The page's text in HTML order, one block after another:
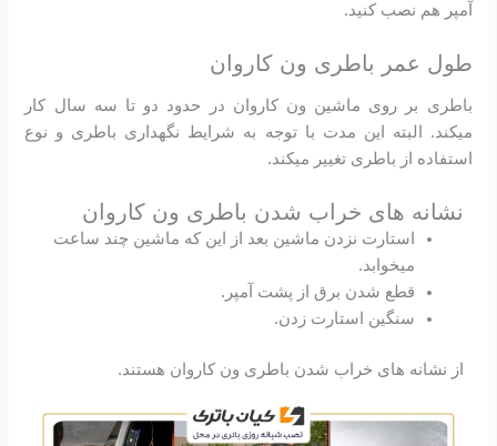
آمپر هم نصب کنید.
طول عمر باطری ون کاروان
باطری بر روی ماشین ون کاروان در حدود دو تا سه سال کار
میکند. البته این مدت با توجه به شرایط نگهداری باطری و نوع
استفاده از باطری تغییر میکند.
نشانه های خراب شدن باطری ون کاروان
استارت نزدن ماشین بعد از این که ماشین چند ساعت
میخوابد.
قطع شدن برق از پشت آمپر.
سنگین استارت زدن.
از نشانه های خراب شدن باطری ون کاروان هستند.